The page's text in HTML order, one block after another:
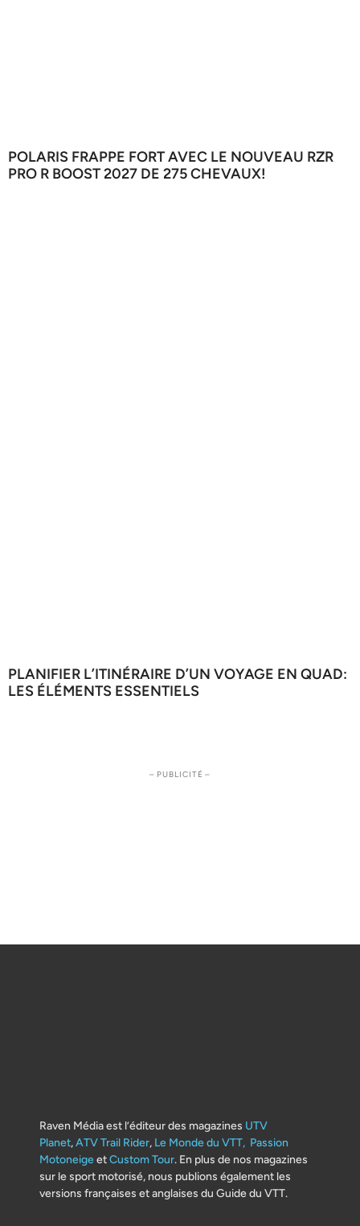
POLARIS FRAPPE FORT AVEC LE NOUVEAU RZR
PRO R BOOST 2027 DE 275 CHEVAUX!
PLANIFIER L’ITINÉRAIRE D’UN VOYAGE EN QUAD:
LES ÉLÉMENTS ESSENTIELS
– PUBLICITÉ –
Raven Média est l’éditeur des magazines UTV
Planet,ATV Trail Rider, Le Monde du VTT, Passion
MotoneigeetCustom Tour. En plus de nos magazines
sur le sport motorisé, nous publions également les
versions françaises et anglaises du Guide du VTT.